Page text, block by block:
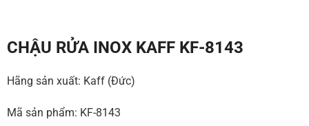
CHẬU RỬA INOX KAFF KF-8143
Hãng sản xuất: Kaff (Đức)
Mã sản phẩm: KF-8143